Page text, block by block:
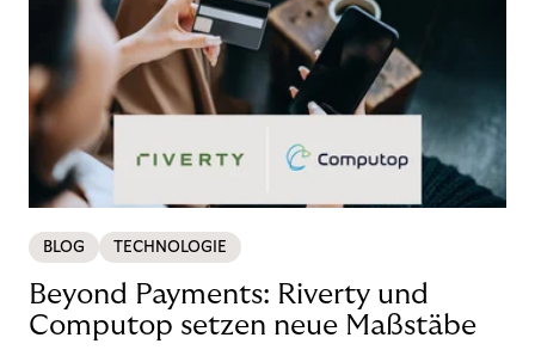
BLOG TECHNOLOGIE
Beyond Payments: Riverty und
Computop setzen neue Maßstäbe